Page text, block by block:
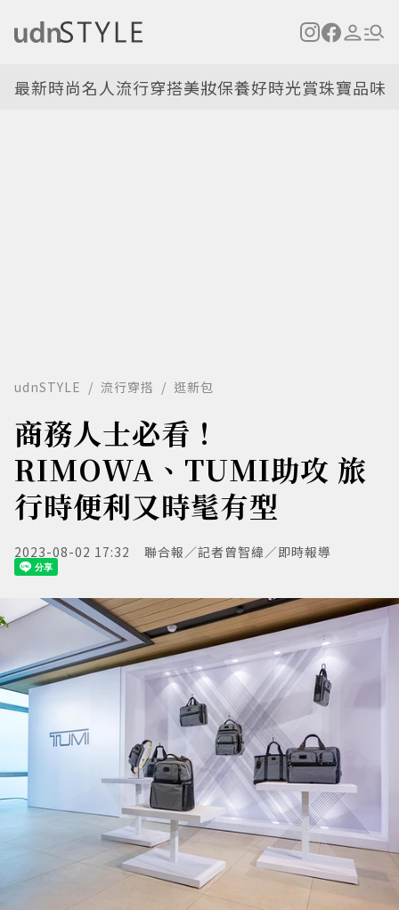
最新時尚名人流行穿搭美妝保養好時光賞珠寶品味
udnSTYLE 流行穿搭 逛新包
商務人士必看！
RIMOWA、TUMI助攻 旅
行時便利又時髦有型
2023-08-02 17:32 聯合報／記者曾智緯／即時報導